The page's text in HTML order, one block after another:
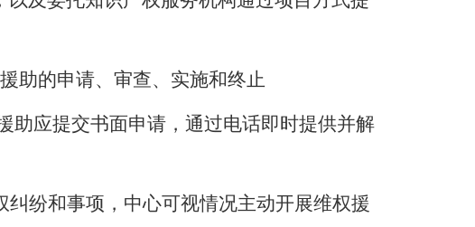
助的申请、审查、实施和终止
助应提交书面申请，通过电话即时提供并解
纠纷和事项， 中心可视情况主动开展维权援